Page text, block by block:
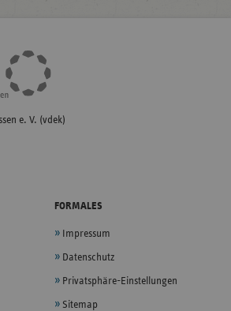
e. V. (vdek)
FORMALES
Impressum
Datenschutz
Privatsphäre-Einstellungen
Sitemap